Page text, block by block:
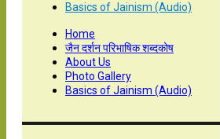
Basics of Jainism (Audio)
Home
जैन दर्शन परिभाषिक शब्दकोष
About Us
Photo Gallery
Basics of Jainism (Audio)